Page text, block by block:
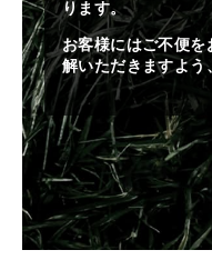
ります。
お客様にはご不便を
解いただきますよう